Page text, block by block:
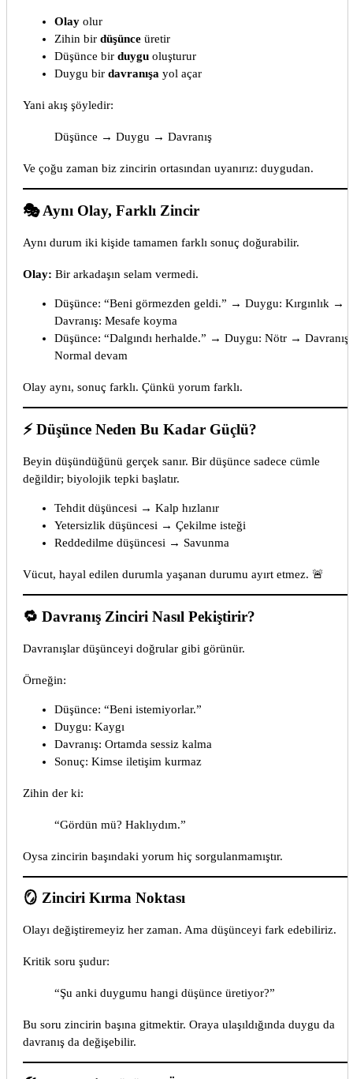
Olay olur
Zihin bir düşünce üretir
Düşünce bir duygu oluşturur
Duygu bir davranışa yol açar
Yani akış şöyledir:
Düşünce → Duygu → Davranış
Ve çoğu zaman biz zincirin ortasından uyanırız: duygudan.
🎭 Aynı Olay, Farklı Zincir
Aynı durum iki kişide tamamen farklı sonuç doğurabilir.
Olay: Bir arkadaşın selam vermedi.
Düşünce: “Beni görmezden geldi.” → Duygu: Kırgınlık →
Davranış: Mesafe koyma
Düşünce: “Dalgındı herhalde.” → Duygu: Nötr → Davranış:
Normal devam
Olay aynı, sonuç farklı. Çünkü yorum farklı.
⚡ Düşünce Neden Bu Kadar Güçlü?
Beyin düşündüğünü gerçek sanır. Bir düşünce sadece cümle
değildir; biyolojik tepki başlatır.
Tehdit düşüncesi → Kalp hızlanır
Yetersizlik düşüncesi → Çekilme isteği
Reddedilme düşüncesi → Savunma
Vücut, hayal edilen durumla yaşanan durumu ayırt etmez. 🚨
🔁 Davranış Zinciri Nasıl Pekiştirir?
Davranışlar düşünceyi doğrular gibi görünür.
Örneğin:
Düşünce: “Beni istemiyorlar.”
Duygu: Kaygı
Davranış: Ortamda sessiz kalma
Sonuç: Kimse iletişim kurmaz
Zihin der ki:
“Gördün mü? Haklıydım.”
Oysa zincirin başındaki yorum hiç sorgulanmamıştır.
🪞 Zinciri Kırma Noktası
Olayı değiştiremeyiz her zaman. Ama düşünceyi fark edebiliriz.
Kritik soru şudur:
“Şu anki duygumu hangi düşünce üretiyor?”
Bu soru zincirin başına gitmektir. Oraya ulaşıldığında duygu da
davranış da değişebilir.